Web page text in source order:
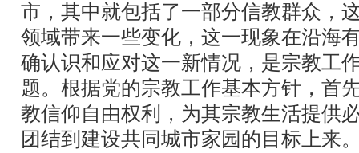
市，其中就包括了一部分信教群众，
领域带来一些变化，这一现象在沿海
确认识和应对这一新情况，是宗教工
题。根据党的宗教工作基本方针，首
教信仰自由权利，为其宗教生活提供
团结到建设共同城市家园的目标上来